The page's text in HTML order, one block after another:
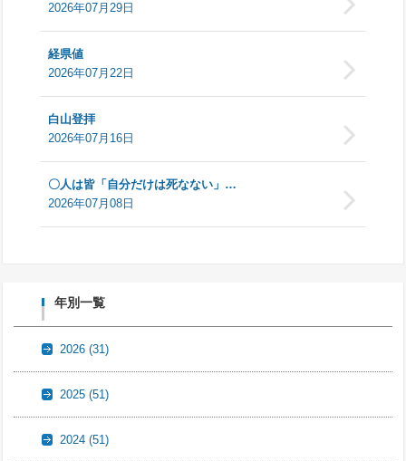
2026年07月29日
経県値
2026年07月22日
白山登拝
2026年07月16日
〇人は皆「自分だけは死なない」…
2026年07月08日
年別一覧
2026(31)
2025(51)
2024(51)